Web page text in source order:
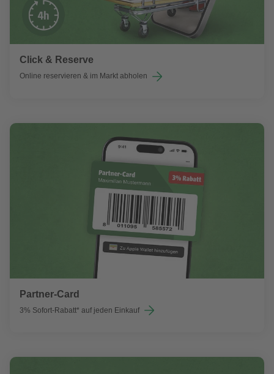
Click & Reserve
Online reservieren & im Markt abholen
Partner-Card
3% Sofort-Rabatt* auf jeden Einkauf